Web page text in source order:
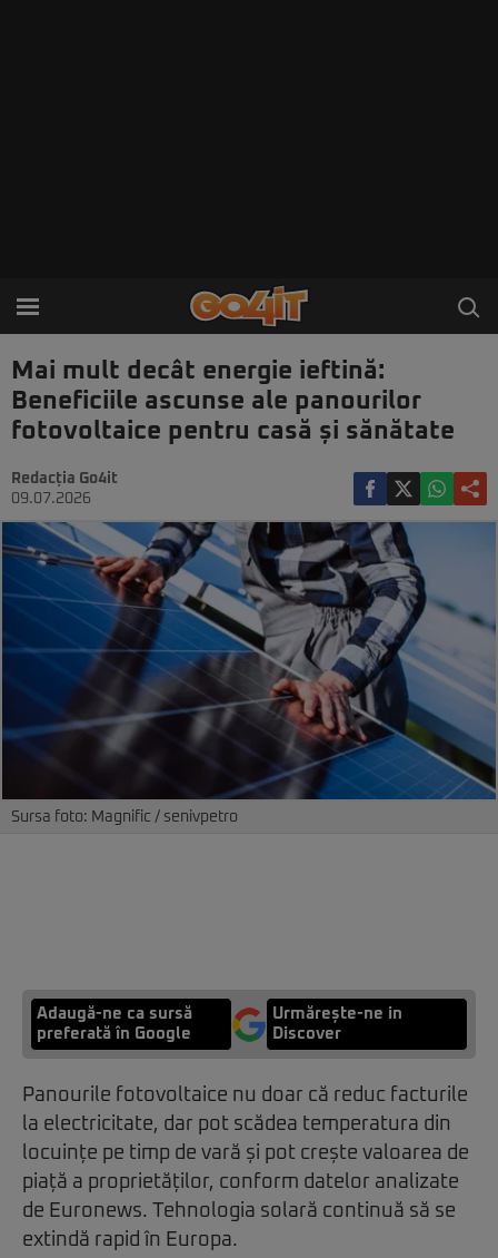
Mai mult decât energie ieftină:
Beneficiile ascunse ale panourilor
fotovoltaice pentru casă și sănătate
Redacția Go4it
09.07.2026
Sursa foto: Magnific / senivpetro
Adaugă-ne ca sursă
preferată în Google
Urmărește-ne in
Discover
Panourile fotovoltaice nu doar că reduc facturile
la electricitate, dar pot scădea temperatura din
locuințe pe timp de vară și pot crește valoarea de
piață a proprietăților, conform datelor analizate
de Euronews. Tehnologia solară continuă să se
extindă rapid în Europa.